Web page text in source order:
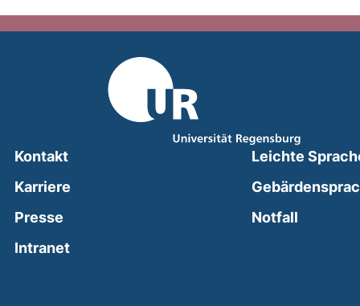
Kontakt
Karriere
Presse
Intranet(external link, opens in a new window)
Leichte
Notfall